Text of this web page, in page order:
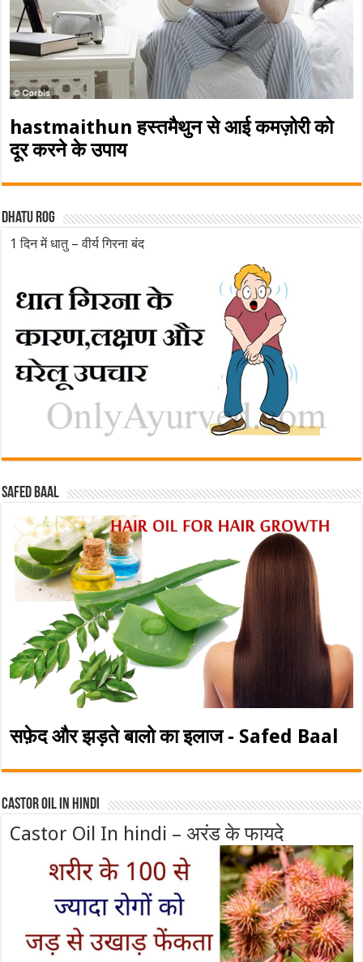
hastmaithun हस्तमैथुन से आई कमज़ोरी को
दूर करने के उपाय
Dhatu rog
1 दिन में धातु – वीर्य गिरना बंद
Safed baal
सफ़ेद और झड़ते बालो का इलाज - Safed Baal
Castor Oil In Hindi
Castor Oil In hindi – अरंड के फायदे